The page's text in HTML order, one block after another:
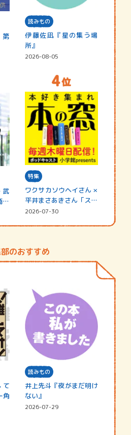
第
読みもの
伊藤佐凪『星の集う場
所』
2026-08-05
武
店
特集
ワクサカソウヘイさん ×
平井まさあきさん「スペ
シャ…
2026-07-30
のおすすめ
て
角
読みもの
井上先斗『夜がまだ明け
ない』
2026-07-29